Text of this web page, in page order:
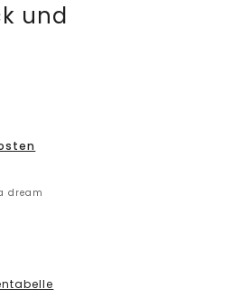
und
dream